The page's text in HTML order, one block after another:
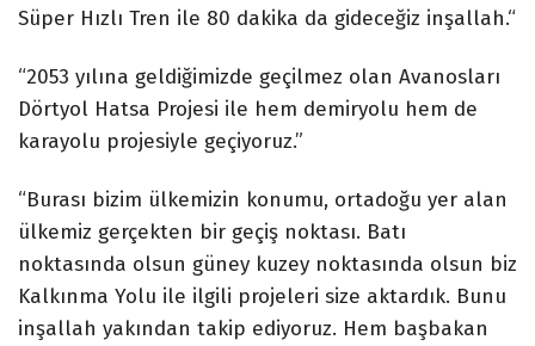
Süper Hızlı Tren ile 80 dakika da gideceğiz inşallah.“
“2053 yılına geldiğimizde geçilmez olan Avanosları
Dörtyol Hatsa Projesi ile hem demiryolu hem de
karayolu projesiyle geçiyoruz.”
“Burası bizim ülkemizin konumu, ortadoğu yer alan
ülkemiz gerçekten bir geçiş noktası. Batı
noktasında olsun güney kuzey noktasında olsun biz
Kalkınma Yolu ile ilgili projeleri size aktardık. Bunu
inşallah yakından takip ediyoruz. Hem başbakan